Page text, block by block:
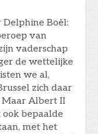
Boël:
van
vaderschap
de wettelijke
we al,
zich daar
Maar Albert II
bepaalde
met het